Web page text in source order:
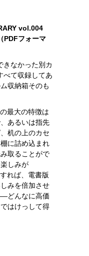
vol.004
PDFフォーマ
きなかった別カ
べて収録してあ
収納箱そのも
最大の特徴は
あるいは指先
机の上のカセ
に詰め込まれ
取ることがで
しみが
れば、電書版
みを倍加させ
どんなに高価
はけっして得